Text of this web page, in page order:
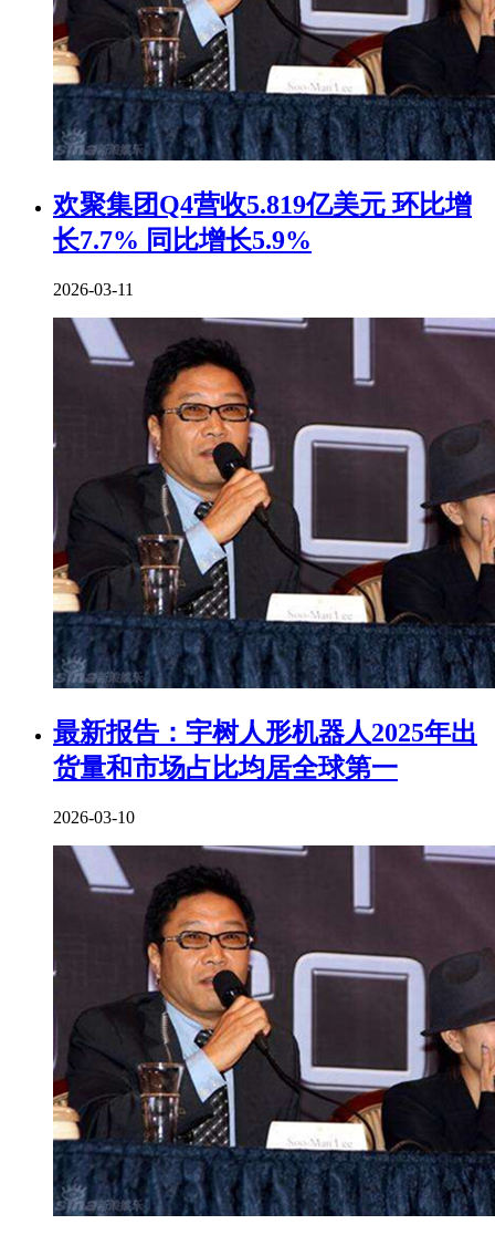
欢聚集团Q4营收5.819亿美元 环比增
长7.7% 同比增长5.9%
2026-03-11
最新报告：宇树人形机器人2025年出
货量和市场占比均居全球第一
2026-03-10